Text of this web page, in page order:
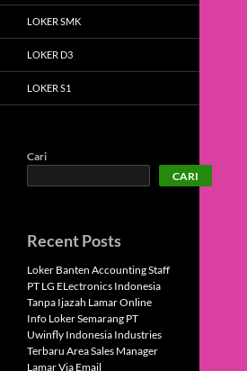
LOKER SMK
LOKER D3
LOKER S1
Cari
CARI
Recent Posts
Loker Banten Accounting Staff
PT LG ELectronics Indonesia
Tanpa Ijazah Lamar Online
Info Loker Semarang PT
Uwinfly Indonesia Industries
Terbaru Area Sales Manager
Lamar Via Email